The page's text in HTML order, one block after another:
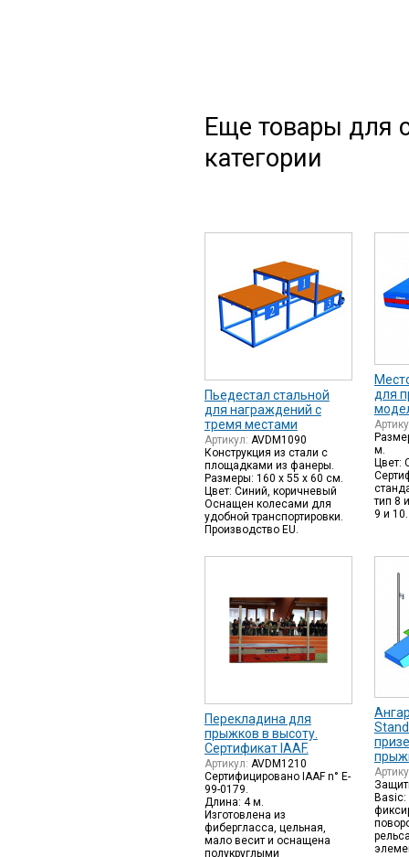
Еще товары для
категории
Пьедестал стальной
для награждений с
тремя местами
Артикул: AVDM1090
Конструкция из стали с
площадками из фанеры.
Размеры: 160 х 55 х 60 см.
Цвет: Синий, коричневый
Оснащен колесами для
удобной транспортировки.
Производство EU.
для
м.
Цвет:
тип 8
9 и 10.
Перекладина для
прыжков в высоту.
Сертификат IAAF.
Артикул: AVDM1210
Сертифицировано IAAF n° E-
99-0179.
Длина: 4 м.
Изготовлена из
фибергласса, цельная,
мало весит и оснащена
полукруглыми